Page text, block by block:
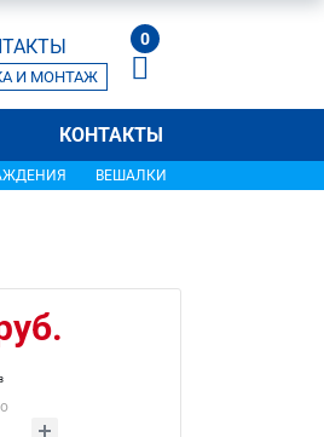
И МОНТАЖ
0
КОНТАКТЫ
ВЕШАЛКИ